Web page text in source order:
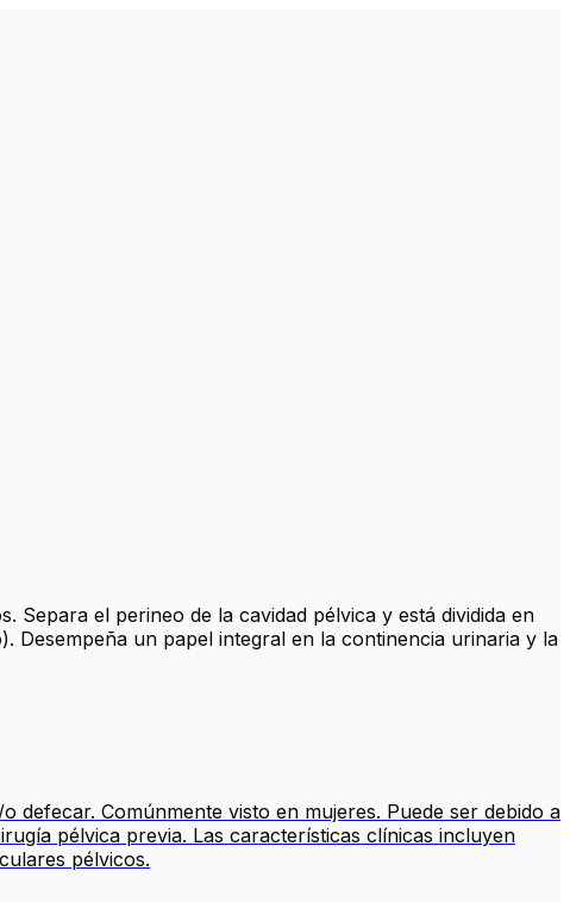
Separa el perineo de la cavidad pélvica y está dividida en
Desempeña un papel integral en la continencia urinaria y la
Comúnmente visto en mujeres. Puede ser debido a
pélvica previa. Las características clínicas incluyen
pélvicos.